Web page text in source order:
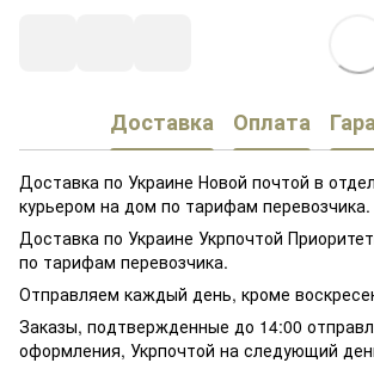
Доставка Оплата
Доставка по Украине Новой почтой в
курьером на дом по тарифам перевозчика.
Доставка по Украине Укрпочтой
по тарифам перевозчика.
Отправляем каждый день, кроме
Заказы, подтвержденные до 14:00
оформления, Укрпочтой на следующий